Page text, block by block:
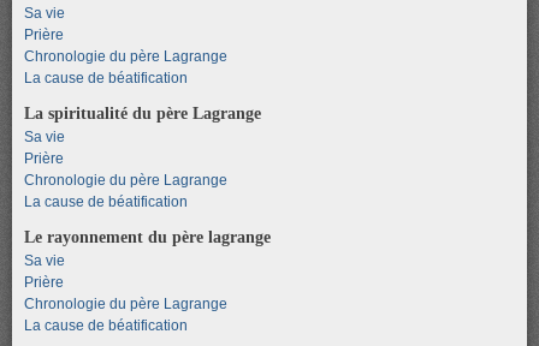
Sa vie
Prière
Chronologie du père Lagrange
La cause de béatification
La spiritualité du père Lagrange
Sa vie
Prière
Chronologie du père Lagrange
La cause de béatification
Le rayonnement du père lagrange
Sa vie
Prière
Chronologie du père Lagrange
La cause de béatification